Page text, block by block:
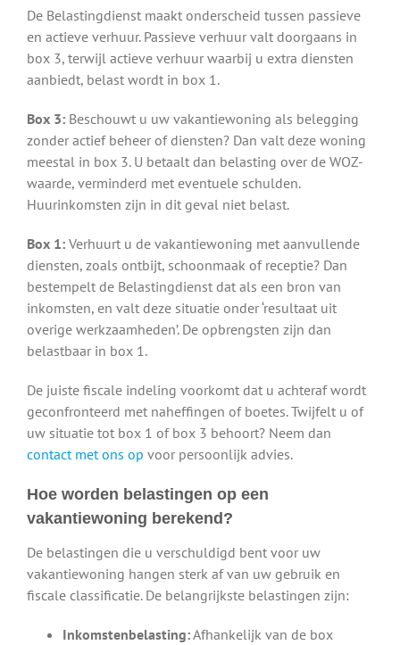
De Belastingdienst maakt onderscheid tussen passieve
en actieve verhuur. Passieve verhuur valt doorgaans in
box 3, terwijl actieve verhuur waarbij u extra diensten
aanbiedt, belast wordt in box 1.
Box 3: Beschouwt u uw vakantiewoning als belegging
zonder actief beheer of diensten? Dan valt deze woning
meestal in box 3. U betaalt dan belasting over de WOZ-
waarde, verminderd met eventuele schulden.
Huurinkomsten zijn in dit geval niet belast.
Box 1: Verhuurt u de vakantiewoning met aanvullende
diensten, zoals ontbijt, schoonmaak of receptie? Dan
bestempelt de Belastingdienst dat als een bron van
inkomsten, en valt deze situatie onder ‘resultaat uit
overige werkzaamheden’. De opbrengsten zijn dan
belastbaar in box 1.
De juiste fiscale indeling voorkomt dat u achteraf wordt
geconfronteerd met naheffingen of boetes. Twijfelt u of
uw situatie tot box 1 of box 3 behoort? Neem dan
contact met ons op voor persoonlijk advies.
Hoe worden belastingen op een
vakantiewoning berekend?
De belastingen die u verschuldigd bent voor uw
vakantiewoning hangen sterk af van uw gebruik en
fiscale classificatie. De belangrijkste belastingen zijn:
Inkomstenbelasting:Afhankelijk van de box